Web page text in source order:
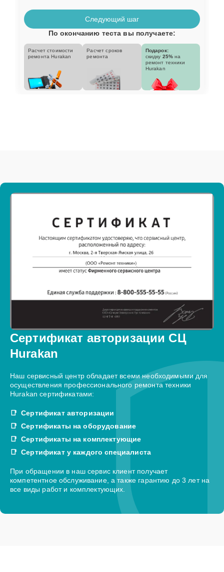
Следующий шаг
По окончанию теста вы получаете:
Расчет стоимости
ремонта Hurakan
Расчет сроков
ремонта
Подарок:
скидку 25% на
ремонт техники
Hurakan
Сертификат авторизации СЦ
Hurakan
Наш сервисный центр обладает всеми необходимыми для
осуществления профессионального ремонта техники
Hurakan сертификатами:
Сертификат авторизации
Сертификаты на оборудование
Сертификаты на комплектующие
Сертификат у каждого специалиста
При обращении в наш сервис клиент получает
компетентное обслуживание, а также гарантию до 3 лет на
все виды работ и комплектующих.